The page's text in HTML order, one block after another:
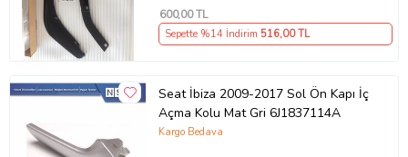
600,00 TL
Sepette %14 İndirim 516,00 TL
Seat İbiza 2009-2017 Sol Ön Kapı İç
Açma Kolu Mat Gri 6J1837114A
Kargo Bedava